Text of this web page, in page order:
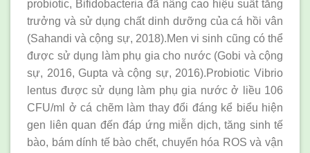
probiotic, Bifidobacteria đã nâng cao hiệu suất tăng
trưởng và sử dụng chất dinh dưỡng của cá hồi vân
(Sahandi và cộng sự, 2018).Men vi sinh cũng có thể
được sử dụng làm phụ gia cho nước (Gobi và cộng
sự, 2016, Gupta và cộng sự, 2016).Probiotic Vibrio
lentus được sử dụng làm phụ gia nước ở liều 106
CFU/ml ở cá chẽm làm thay đổi đáng kể biểu hiện
gen liên quan đến đáp ứng miễn dịch, tăng sinh tế
bào, bám dính tế bào chết, chuyển hóa ROS và vận